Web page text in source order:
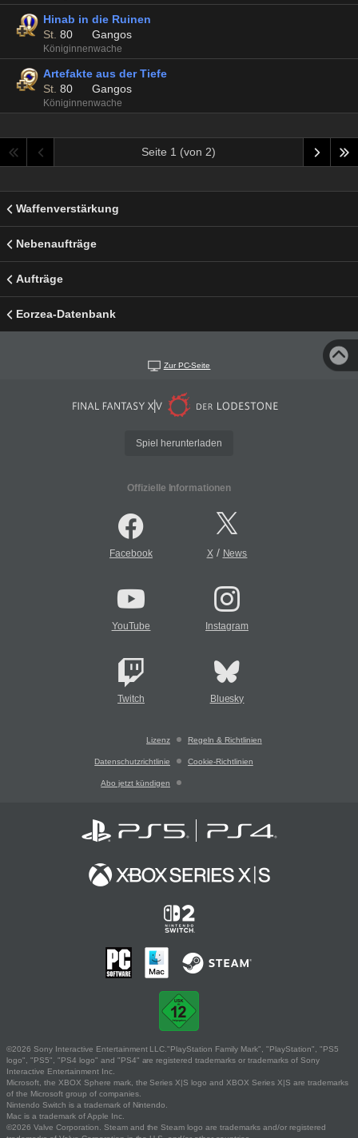
Hinab in die Ruinen
St. 80 Gangos
Königinnenwache
Artefakte aus der Tiefe
St. 80 Gangos
Königinnenwache
Seite 1 (von 2)
Waffenverstärkung
Nebenaufträge
Aufträge
Eorzea-Datenbank
Zur PC-Seite
Spiel herunterladen
Offizielle Informationen
Facebook X/ News
YouTube Instagram
Twitch Bluesky
Lizenz Regeln & Richtlinien
Datenschutzrichtlinie Cookie-Richtlinien
Abo jetzt kündigen
©2026 Sony Interactive Entertainment LLC."PlayStation Family Mark", "PlayStation", "PS5
logo", "PS5", "PS4 logo" and "PS4" are registered trademarks or trademarks of Sony
Interactive Entertainment Inc.
Microsoft, the XBOX Sphere mark, the Series X|S logo and XBOX Series X|S are trademarks
of the Microsoft group of companies.
Nintendo Switch is a trademark of Nintendo.
Mac is a trademark of Apple Inc.
©2026 Valve Corporation. Steam and the Steam logo are trademarks and/or registered